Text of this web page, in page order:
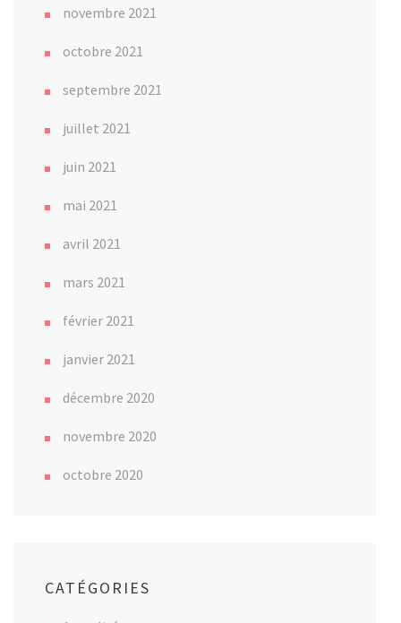
novembre 2021
octobre 2021
septembre 2021
juillet 2021
juin 2021
mai 2021
avril 2021
mars 2021
février 2021
janvier 2021
décembre 2020
novembre 2020
octobre 2020
CATÉGORIES